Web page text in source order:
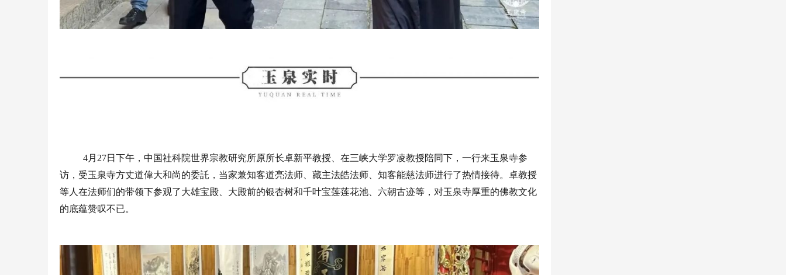
4月 27日下午，中国社科院世界宗教研究所原所长卓新平教授、在三峡大学罗凌教授陪同下，一行来玉泉寺参
访，受玉泉寺方丈道偉大和尚的委託，当家兼知客道亮法师、藏主法皓法师、知客能慈法师进行了热情接待。卓教授
等人在法师们的带领下参观了大雄宝殿、大殿前的银杏树和千叶宝莲莲花池、六朝古迹等，对玉泉寺厚重的佛教文化
的底蕴赞叹不已。